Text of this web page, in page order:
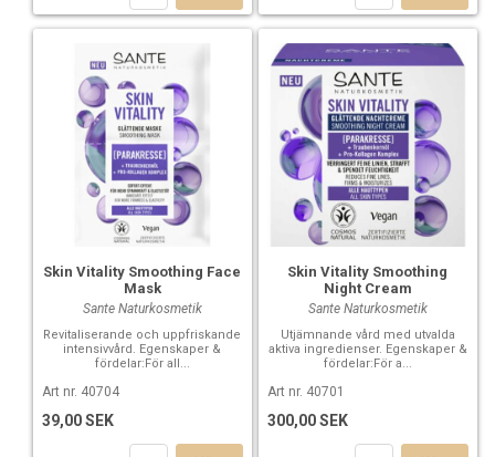
Skin Vitality Smoothing Face
Mask
Sante Naturkosmetik
Revitaliserande och uppfriskande
intensivvård. Egenskaper &
fördelar:För all...
Art nr. 40704
39,00 SEK
Skin Vitality Smoothing
Night Cream
Sante Naturkosmetik
Utjämnande vård med utvalda
aktiva ingredienser. Egenskaper &
fördelar:För a...
Art nr. 40701
300,00 SEK